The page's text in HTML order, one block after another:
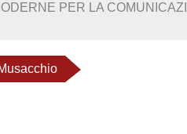
PER LA